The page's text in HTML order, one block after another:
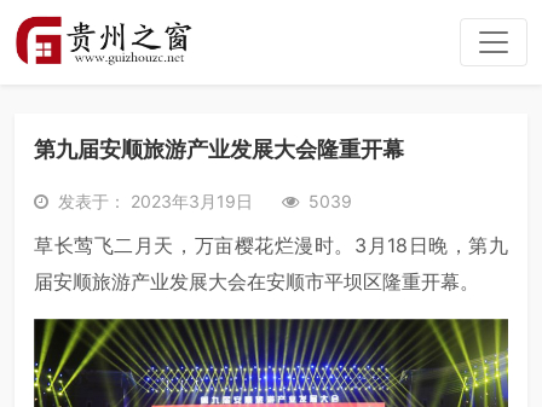
第九届安顺旅游产业发展大会隆重开幕
发表于： 2023年3月19日 5039
草长莺飞二月天，万亩樱花烂漫时。3月18日晚，第九
届安顺旅游产业发展大会在安顺市平坝区隆重开幕。